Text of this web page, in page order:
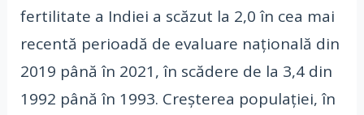
fertilitate a Indiei a scăzut la 2,0 în cea mai
recentă perioadă de evaluare națională din
2019 până în 2021, în scădere de la 3,4 din
1992 până în 1993. Creșterea populației, în